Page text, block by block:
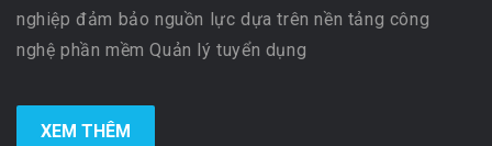
nghiệp đảm bảo nguồn lực dựa trên nền tảng công
nghệ phần mềm Quản lý tuyển dụng
XEM THÊM